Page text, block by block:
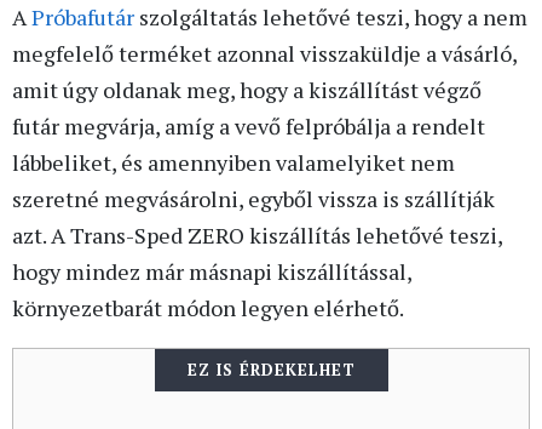
APróbafutár szolgáltatás lehetővé teszi, hogy a nem
megfelelő terméket azonnal visszaküldje a vásárló,
amit úgy oldanak meg, hogy a kiszállítást végző
futár megvárja, amíg a vevő felpróbálja a rendelt
lábbeliket, és amennyiben valamelyiket nem
szeretné megvásárolni, egyből vissza is szállítják
azt. A Trans-Sped ZERO kiszállítás lehetővé teszi,
hogy mindez már másnapi kiszállítással,
környezetbarát módon legyen elérhető.
EZ IS ÉRDEKELHET